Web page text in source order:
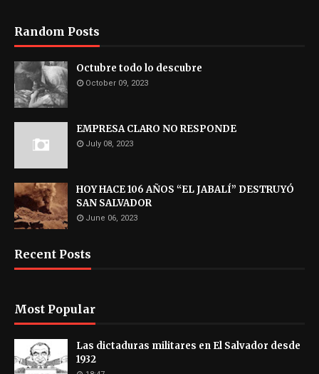
Random Posts
Octubre todo lo descubre
October 09, 2023
EMPRESA CLARO NO RESPONDE
July 08, 2023
HOY HACE 106 AÑOS “EL JABALÍ” DESTRUYÓ
SAN SALVADOR
June 06, 2023
Recent Posts
Most Popular
Las dictaduras militares en El Salvador desde
1932